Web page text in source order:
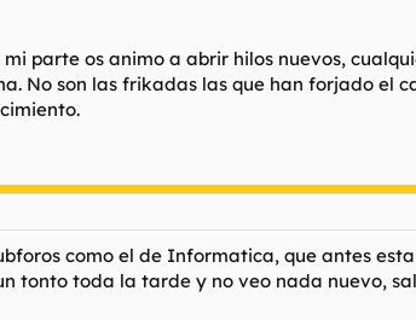
parte os animo a abrir hilos nuevos,
No son las frikadas las que han forjado el
como el de Informatica, que antes
tonto toda la tarde y no veo nada nuevo,